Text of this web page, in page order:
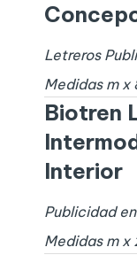
Letreros
Medidas m x
Biotren
Interior
Publicidad
Medidas m x